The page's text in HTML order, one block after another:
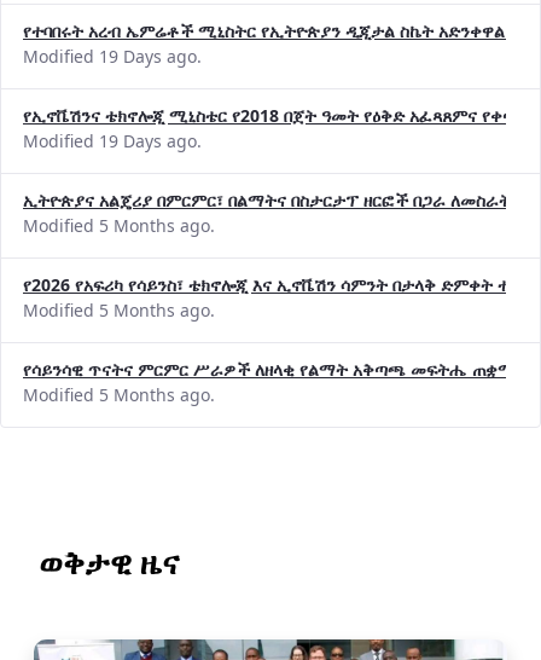
የተባበሩት አረብ ኤምሬቶች ሚኒስትር የኢትዮጵያን ዲጂታል ስኬት አድንቀዋል
Modified 19 Days ago.
የኢኖቬሽንና ቴክኖሎጂ ሚኒስቴር የ2018 በጀት ዓመት የዕቅድ አፈጻጸምና
Modified 19 Days ago.
ኢትዮጵያና አልጄሪያ በምርምር፣ በልማትና በስታርታፕ ዘርፎች በጋራ ለመስራት
Modified 5 Months ago.
የ2026 የአፍሪካ የሳይንስ፣ ቴክኖሎጂ እና ኢኖቬሽን ሳምንት በታላቅ ድምቀት
Modified 5 Months ago.
የሳይንሳዊ ጥናትና ምርምር ሥራዎች ለዘላቂ የልማት አቅጣጫ መፍትሔ ጠቋሚ
Modified 5 Months ago.
ወቅታዊ ዜና